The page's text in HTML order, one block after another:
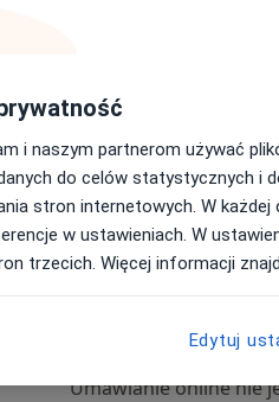
Umawianie online nie
i naszym partnerom używać
do celów statystycznych i
stron internetowych. W
w ustawieniach. W
trzecich. Więcej informacji
Edytuj